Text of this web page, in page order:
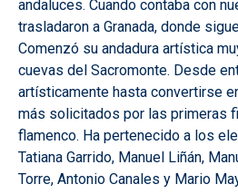
andaluces. Cuando contaba con
trasladaron a Granada, donde
Comenzó su andadura artística
cuevas del Sacromonte. Desde
artísticamente hasta convertirse
más solicitados por las primeras
flamenco. Ha pertenecido a los
Tatiana Garrido, Manuel Liñán,
Torre, Antonio Canales y Mario